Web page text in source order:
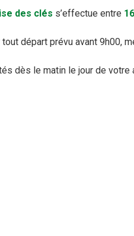
des clés s’effectue entre
tout départ prévu avant 9h00,
dès le matin le jour de